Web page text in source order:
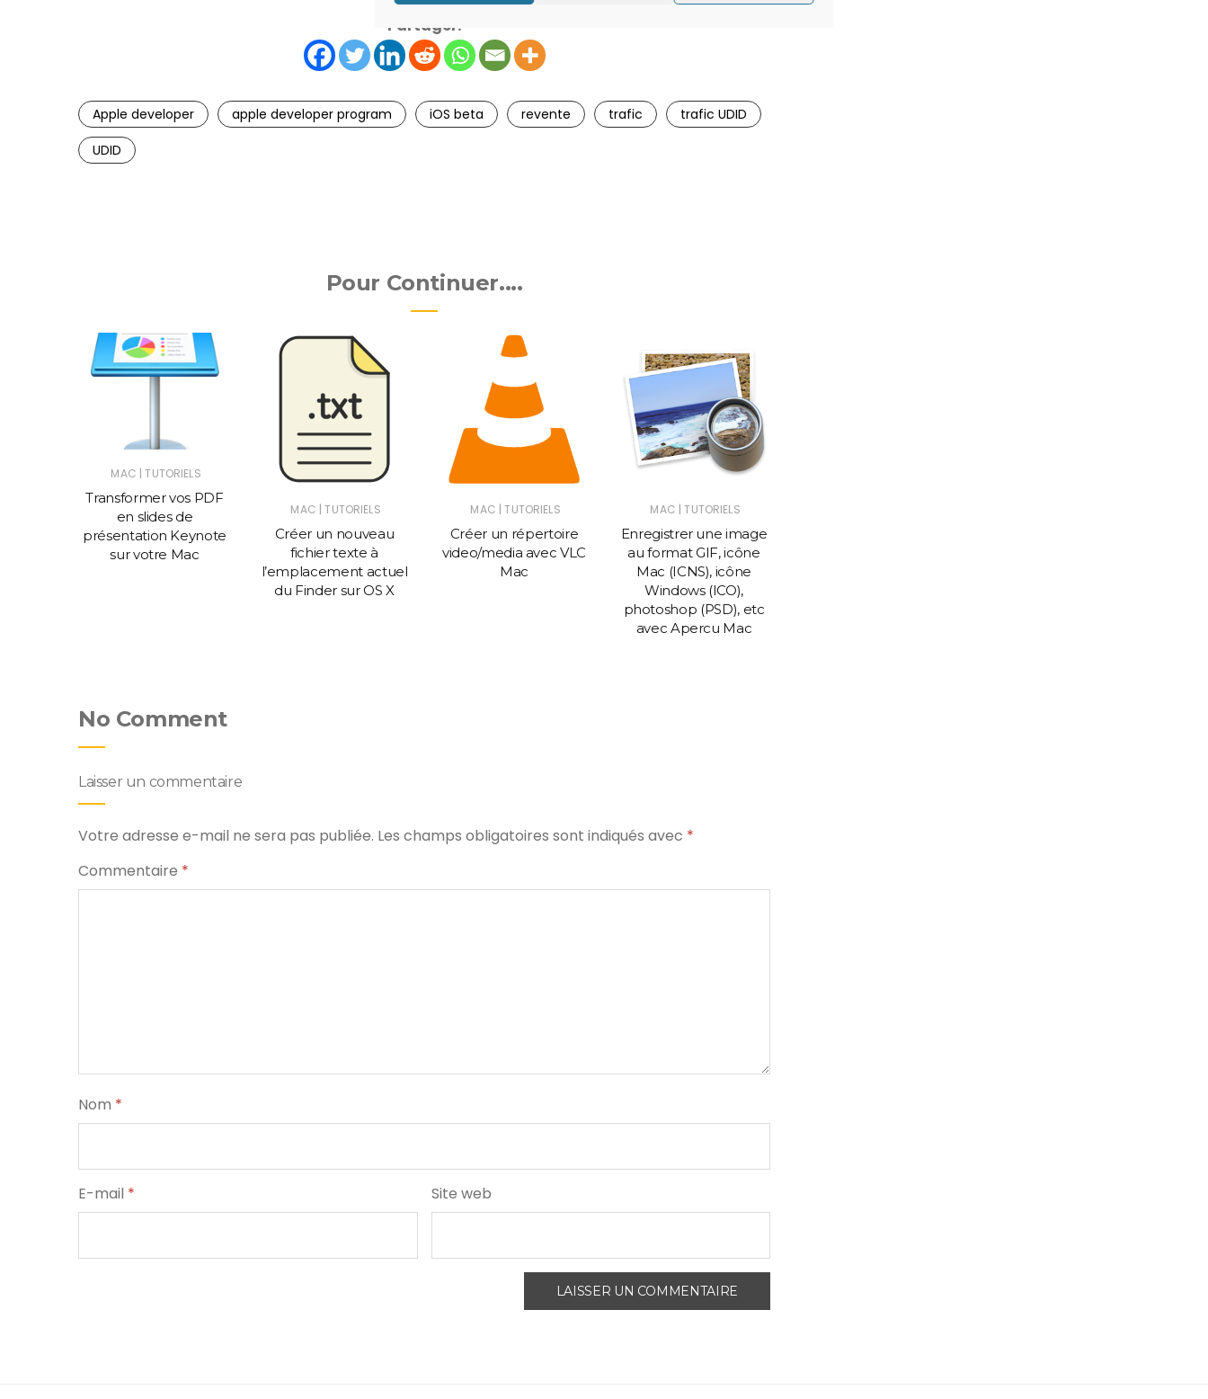
Partager:
Apple developer apple developer program iOS beta revente trafic
trafic UDID
UDID
Pour Continuer....
MAC | TUTORIELS
Transformer vos PDF
en slides de
présentation Keynote
sur votre Mac
MAC | TUTORIELS
Créer un nouveau
fichier texte à
l’emplacement actuel
du Finder sur OS X
MAC | TUTORIELS
Créer un répertoire
video/media avec VLC
Mac
MAC | TUTORIELS
Enregistrer une image
au format GIF, icône
Mac (ICNS), icône
Windows (ICO),
photoshop (PSD), etc
avec Apercu Mac
No Comment
Laisser un commentaire
Votre adresse e-mail ne sera pas publiée. Les champs obligatoires sont indiqués avec *
Commentaire *
Nom *
E-mail * Site web